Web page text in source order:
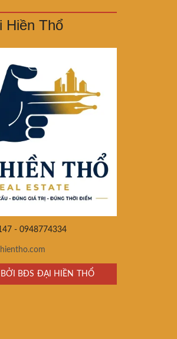
Hiền Thổ
- 0948774334
BỞI BĐS ĐẠI HIỀN THỔ